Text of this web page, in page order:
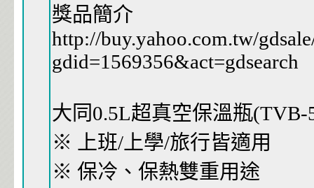
獎品簡介
http://buy.yahoo.com.tw/
gdid=1569356&act=gdsearch
大同0.5L超真空保溫瓶(TVB-
※ 上班/上學/旅行皆適用
※ 保冷、保熱雙重用途